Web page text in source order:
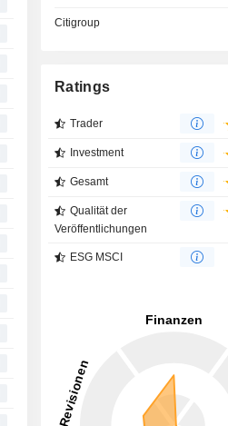
Citigroup
Ratings
Trader
Investment
Gesamt
Qualität der
Veröffentlichungen
ESG MSCI